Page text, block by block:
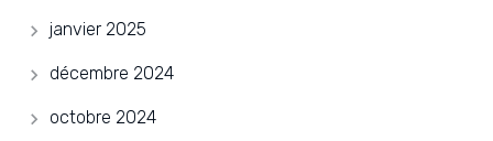
janvier 2025
décembre 2024
octobre 2024